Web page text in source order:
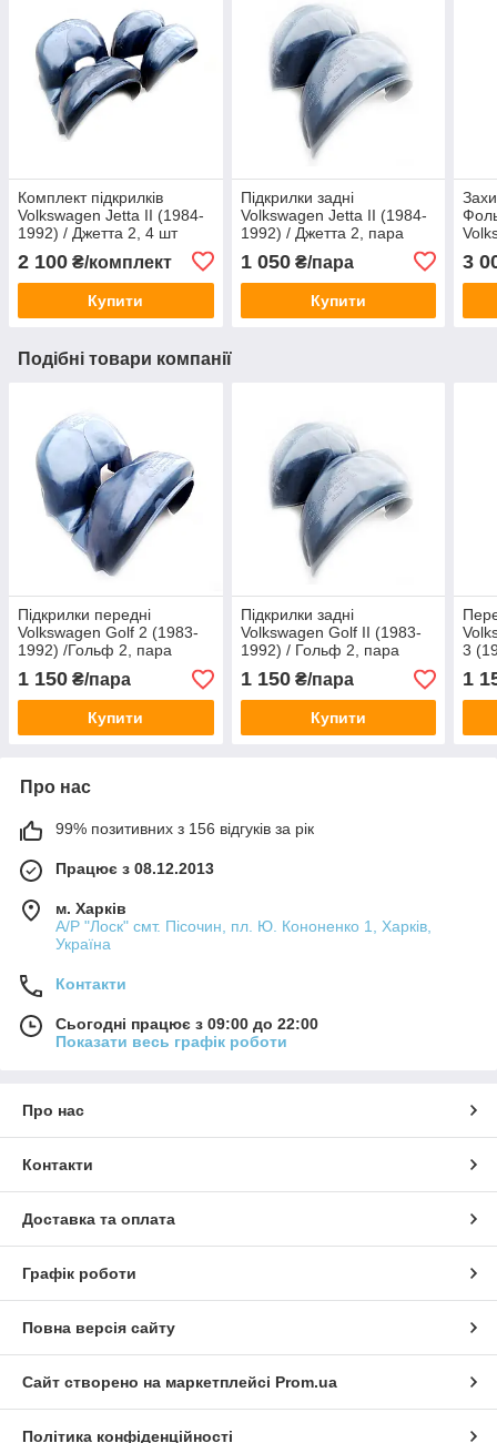
Комплект підкрилків
Volkswagen Jetta II (1984-
1992) / Джетта 2, 4 шт
2 100 ₴/комплект
Купити
Підкрилки задні
Volkswagen Jetta II (1984-
1992) / Джетта 2, пара
1 050₴/пара
Купити
арт.
3
Подібні товари компанії
Підкрилки передні
Volkswagen Golf 2 (1983-
1992) /Гольф 2, пара
1 150 ₴/пара
Купити
Підкрилки задні
Volkswagen Golf II (1983-
1992) / Гольф 2, пара
1 150₴/пара
Купити
3
1
Про нас
99% позитивних з 156 відгуків за рік
Працює з 08.12.2013
м. Харків
А/Р "Лоск" смт. Пісочин, пл. Ю. Кононенко 1, Харків,
Україна
Контакти
Сьогодні працює з 09:00 до 22:00
Показати весь графік роботи
Про нас
Контакти
Доставка та оплата
Графік роботи
Повна версія сайту
Сайт створено на маркетплейсі Prom.ua
Політика конфіденційності